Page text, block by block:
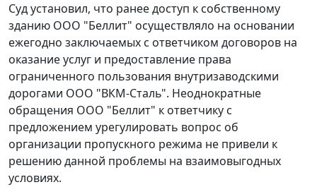
Суд установил, что ранее доступ к собственному
зданию ООО "Беллит" осуществляло на основании
ежегодно заключаемых с ответчиком договоров на
оказание услуг и предоставление права
ограниченного пользования внутризаводскими
дорогами ООО "ВКМ-Сталь". Неоднократные
обращения ООО "Беллит" к ответчику с
предложением урегулировать вопрос об
организации пропускного режима не привели к
решению данной проблемы на взаимовыгодных
условиях.